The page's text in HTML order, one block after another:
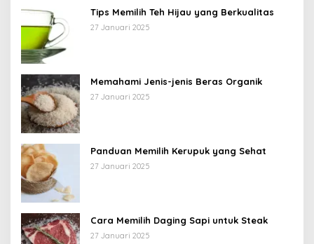
Tips Memilih Teh Hijau yang Berkualitas
27 Januari 2025
Memahami Jenis-jenis Beras Organik
27 Januari 2025
Panduan Memilih Kerupuk yang Sehat
27 Januari 2025
Cara Memilih Daging Sapi untuk Steak
27 Januari 2025